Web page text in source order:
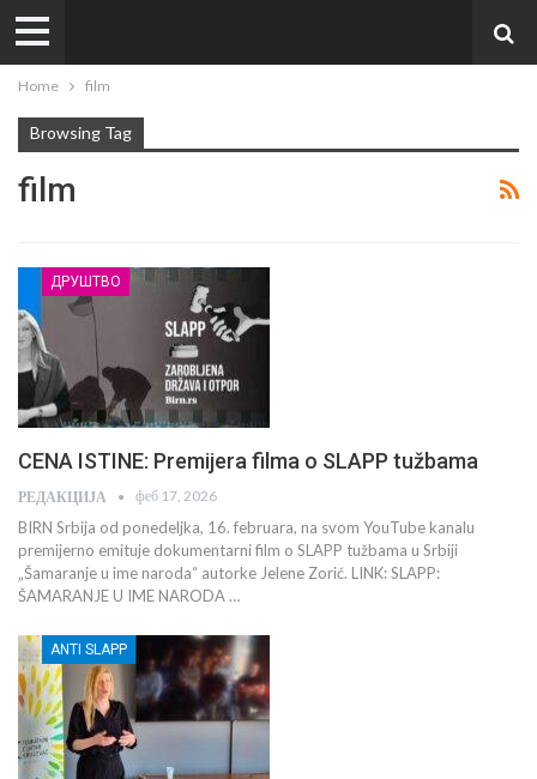
Home film
Browsing Tag
film
ДРУШТВО
CENA ISTINE: Premijera filma o SLAPP tužbama
РЕДАКЦИЈА феб 17, 2026
BIRN Srbija od ponedeljka, 16. februara, na svom YouTube kanalu
premijerno emituje dokumentarni film o SLAPP tužbama u Srbiji
„Šamaranje u ime naroda“ autorke Jelene Zorić. LINK: SLAPP:
ŠAMARANJE U IME NARODA …
ANTI SLAPP